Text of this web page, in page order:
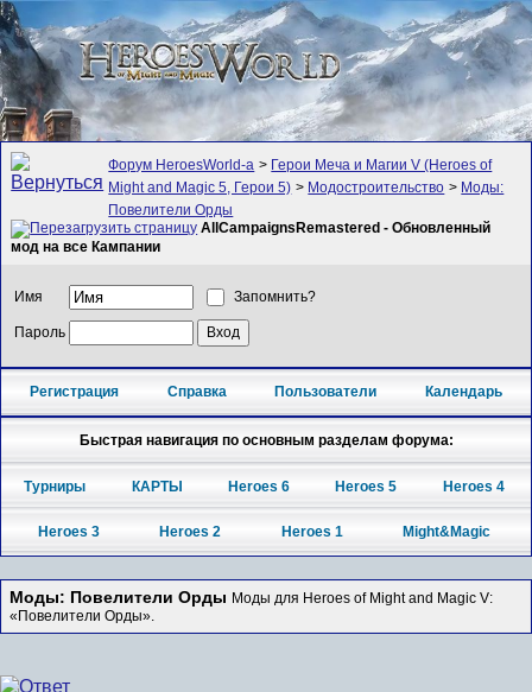
Форум HeroesWorld-а > Герои Меча и Магии V (Heroes of
Might and Magic 5, Герои 5) > Модостроительство > Моды:
Повелители Орды
AllCampaignsRemastered - Обновленный
мод на все Кампании
Имя Запомнить?
Пароль
Регистрация Справка Пользователи Календарь
Быстрая навигация по основным разделам форума:
Турниры КАРТЫ Heroes 6 Heroes 5 Heroes 4
Heroes 3 Heroes 2 Heroes 1 Might&Magic
Моды: Повелители Орды Моды для Heroes of Might and Magic V:
«Повелители Орды».